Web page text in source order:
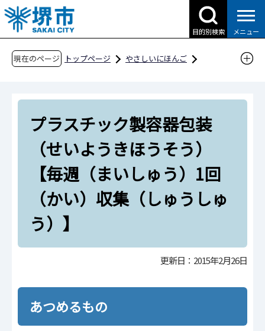
こ
の
ペ
目的別検索 メニュー
現在のページ トップページ
やさしいにほんご
プラスチック製容器包装（せいようきほうそ
う）【毎週（まいしゅう）1回（かい）収集
（しゅうしゅう）】
プラスチック製容器包装
（せいようきほうそう）
【毎週（まいしゅう）1回
（かい）収集（しゅうしゅ
う）】
更新日：2015年2月26日
あつめるもの